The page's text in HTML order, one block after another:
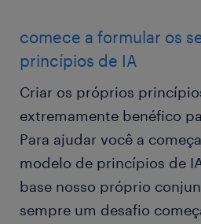
comece a formular os
princípios de IA
Criar os próprios
extremamente benéfico
Para ajudar você a
modelo de princípios de
base nosso próprio
sempre um desafio